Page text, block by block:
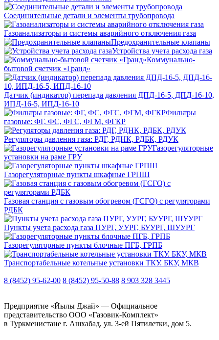
Соединительные детали и элементы трубопровода
Газоанализаторы и системы аварийного отключения газа
Предохранительные клапаны
Устройства учета расхода газа
Коммунально-
бытовой счетчик «Гранд»
Датчик (индикатор) перепада давления ДПД-16-5, ДПД-16-10,
ИПД-16-5, ИПД-16-10
Фильтры
газовые: ФГ, ФС, ФГС, ФГМ, ФГКР
Регуляторы давления газа: РДГ, РДНК, РДБК, РДУК
Газорегуляторные
установки на раме ГРУ
Газорегуляторные пункты шкафные ГРПШ
Газовая станция с газовым обогревом (ГСГО) с регуляторами
РДБК
Пункты учета расхода газа ПУРГ, УУРГ, БУУРГ, ШУУРГ
Газорегуляторные пункты блочные ПГБ, ГРПБ
Транспортабельные котельные установки ТКУ. БКУ, МКВ
8 (8452) 95-62-00 8 (8452) 95-50-88 8 903 328 3445
Предприятие «Йылы Джай» — Официальное
представительство ООО «Газовик-Комплект»
в Туркменистане г. Ашхабад, ул. 3-ей Пятилетки, дом 5.